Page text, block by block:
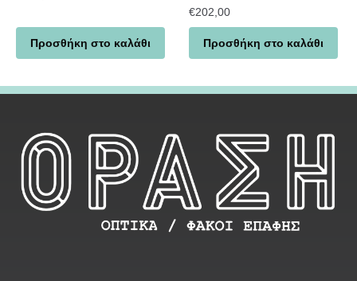
Προσθήκη στο καλάθι
€202,00
Προσθήκη στο καλάθι